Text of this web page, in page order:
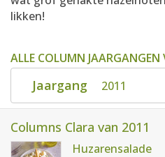
likken!
ALLE COLUMN JAARGANGEN
Jaargang 2011
Columns Clara van 2011
Huzarensalade